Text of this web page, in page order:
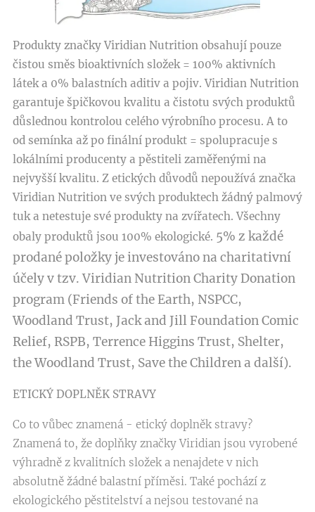
Produkty značky Viridian Nutrition obsahují pouze
čistou směs bioaktivních složek = 100% aktivních
látek a 0% balastních aditiv a pojiv. Viridian Nutrition
garantuje špičkovou kvalitu a čistotu svých produktů
důslednou kontrolou celého výrobního procesu. A to
od semínka až po finální produkt = spolupracuje s
lokálními producenty a pěstiteli zaměřenými na
nejvyšší kvalitu. Z etických důvodů nepoužívá značka
Viridian Nutrition ve svých produktech žádný palmový
tuk a netestuje své produkty na zvířatech. Všechny
obaly produktů jsou 100% ekologické. 5% z každé
prodané položky je investováno na charitativní
účely v tzv. Viridian Nutrition Charity Donation
program (Friends of the Earth, NSPCC,
Woodland Trust, Jack and Jill Foundation Comic
Relief, RSPB, Terrence Higgins Trust, Shelter,
the Woodland Trust, Save the Children a další).
ETICKÝ DOPLNĚK STRAVY
Co to vůbec znamená - etický doplněk stravy?
Znamená to, že doplňky značky Viridian jsou vyrobené
výhradně z kvalitních složek a nenajdete v nich
absolutně žádné balastní příměsi. Také pochází z
ekologického pěstitelství a nejsou testované na